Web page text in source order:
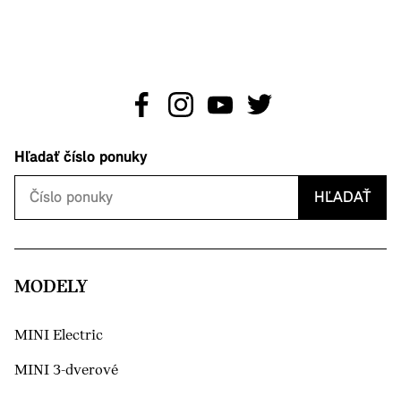
Hľadať číslo ponuky
HĽADAŤ
MODELY
MINI Electric
MINI 3-dverové